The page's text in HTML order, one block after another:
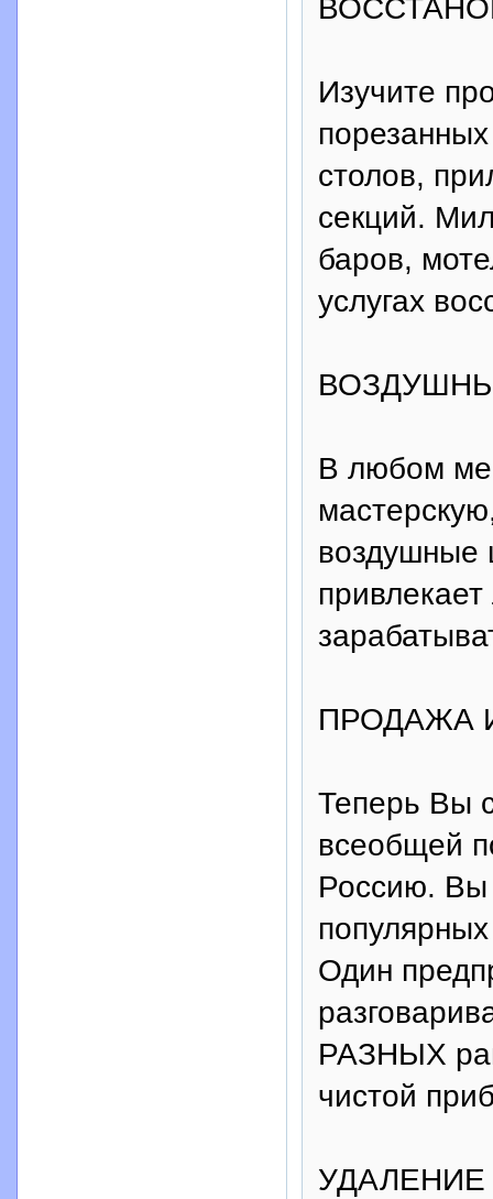
Изучите
столов,
секций.
баров,
услугах
В любом
воздушные
ПРОДАЖА
Теперь Вы
всеобщей
Россию. Вы
Один
РАЗНЫХ
чистой
УДАЛЕНИЕ